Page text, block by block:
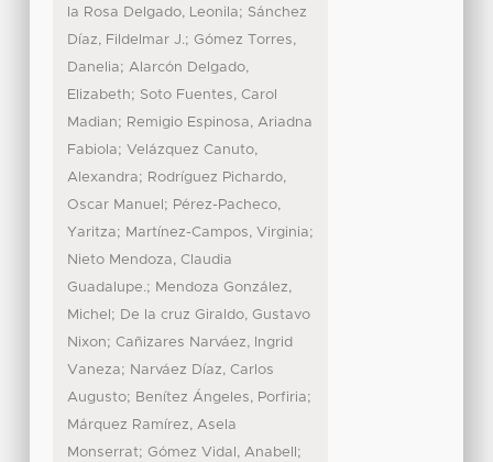
la Rosa Delgado, Leonila; Sánchez
Díaz, Fildelmar J.; Gómez Torres,
Danelia; Alarcón Delgado,
Elizabeth; Soto Fuentes, Carol
Madian; Remigio Espinosa, Ariadna
Fabiola; Velázquez Canuto,
Alexandra; Rodríguez Pichardo,
Oscar Manuel ; Pérez-Pacheco,
Yaritza; Martínez-Campos, Virginia;
Nieto Mendoza, Claudia
Guadalupe.; Mendoza González,
Michel ; De la cruz Giraldo, Gustavo
Nixon; Cañizares Narváez, Ingrid
Vaneza; Narváez Díaz, Carlos
Augusto; Benítez Ángeles, Porfiria;
Márquez Ramírez, Asela
Monserrat; Gómez Vidal, Anabell ;